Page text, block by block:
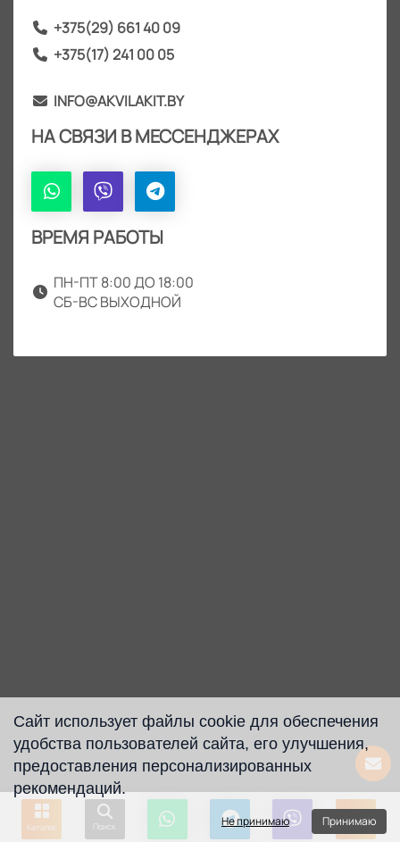
Сайт использует файлы cookie для обеспечения
удобства пользователей сайта, его улучшения,
предоставления персонализированных
рекомендаций.
Не принимаю Принимаю
+375(29) 661 40 09
+375(17) 241 00 05
INFO@AKVILAKIT.BY
НА СВЯЗИ В МЕССЕНДЖЕРАХ
ВРЕМЯ РАБОТЫ
ПН-ПТ 8:00 ДО 18:00
СБ-ВС ВЫХОДНОЙ
Каталог Поиск